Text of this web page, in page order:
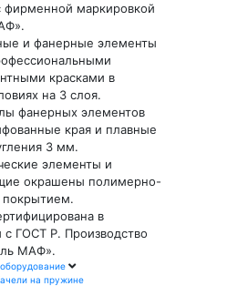
фирменной маркировкой
и фанерные элементы
красками в
на 3 слоя.
фанерных элементов
края и плавные
3 мм.
элементы и
окрашены полимерно-
в
с ГОСТ Р. Производство
МАФ».
на пружине